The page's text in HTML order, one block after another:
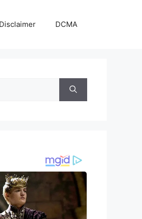
Disclaimer DCMA